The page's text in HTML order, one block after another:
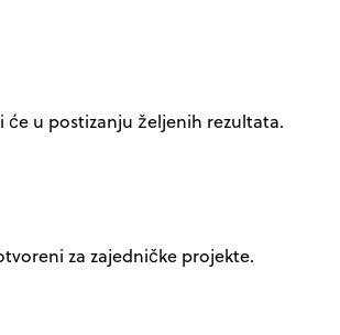
u postizanju željenih rezultata.
za zajedničke projekte.